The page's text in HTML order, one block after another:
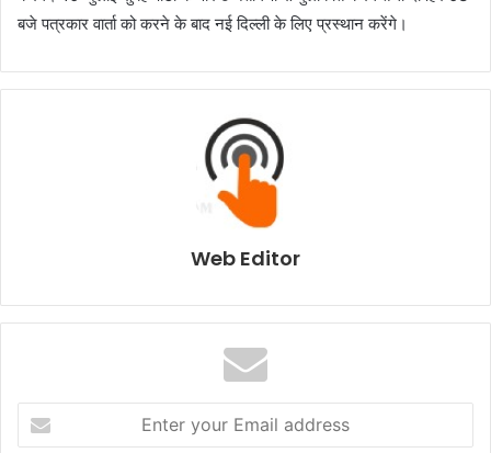
बजे पत्रकार वार्ता को करने के बाद नई दिल्ली के लिए प्रस्थान करेंगे।
Web Editor